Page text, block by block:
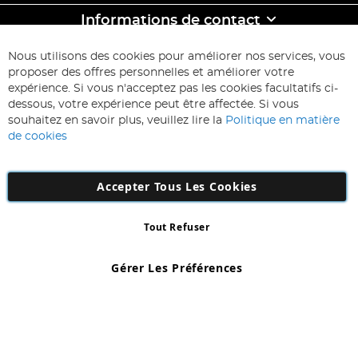
Informations de contact
ABONNEZ-VOUS & ECONOMISEZ
Inscription
à
d’information
:
Inscription
Number: 863029607
Nous utilisons des cookies pour améliorer nos services, vous
proposer des offres personnelles et améliorer votre
expérience. Si vous n'acceptez pas les cookies facultatifs ci-
dessous, votre expérience peut être affectée. Si vous
souhaitez en savoir plus, veuillez lire la Politique en matière
de cookies
Accepter Tous Les Cookies
Gérer Les Préférences
Tout Refuser